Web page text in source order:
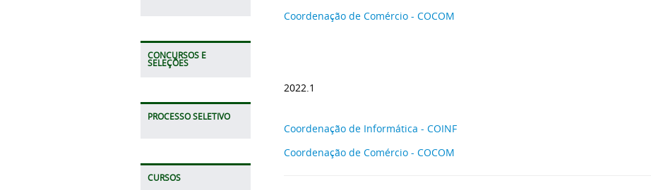
CONCURSOS E
SELEÇÕES
PROCESSO SELETIVO
CURSOS
Coordenação de Comércio - COCOM
2022.1
Coordenação de Informática - COINF
Coordenação de Comércio - COCOM